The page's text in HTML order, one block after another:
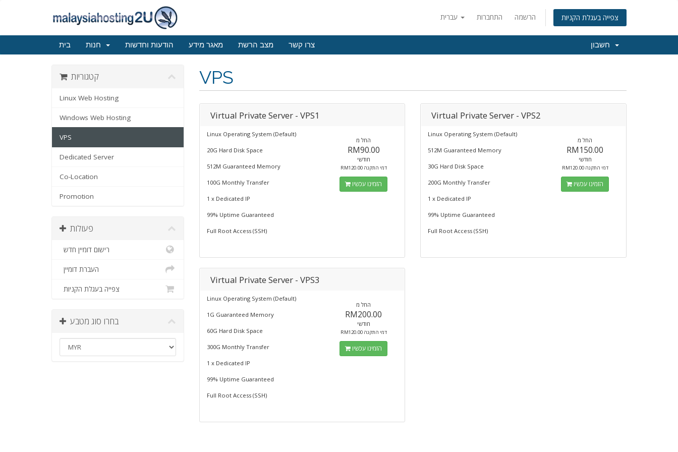
התחברות הרשמה צפייה בעגלת הקניות
בית הודעות וחדשות מאגר מידע מצב הרשת צרו קשר
VPS קטגוריות
Linux Web Hosting
Windows Web Hosting
VPS
Dedicated Server
Co-Location
Promotion
פעולות
רישום דומיין חדש
העברת דומיין
צפייה בעגלת הקניות
בחרו סוג מטבע
Virtual Private Server - VPS1
Linux Operating System (Default)
20G Hard Disk Space
512M Guaranteed Memory
100G Monthly Transfer
1 x Dedicated IP
99% Uptime Guaranteed
Full Root Access (SSH)
החל מ
RM90.00
חודשי
RM120.00 דמי התקנה
הזמינו עכשיו
Virtual Private Server - VPS2
Linux Operating System (Default)
512M Guaranteed Memory
30G Hard Disk Space
200G Monthly Transfer
1 x Dedicated IP
99% Uptime Guaranteed
Full Root Access (SSH)
החל מ
RM150.00
חודשי
RM120.00 דמי התקנה
הזמינו עכשיו
Virtual Private Server - VPS3
Linux Operating System (Default)
1G Guaranteed Memory
60G Hard Disk Space
300G Monthly Transfer
1 x Dedicated IP
99% Uptime Guaranteed
Full Root Access (SSH)
החל מ
RM200.00
חודשי
RM120.00 דמי התקנה
הזמינו עכשיו